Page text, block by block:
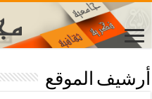
أرشيف الموقع